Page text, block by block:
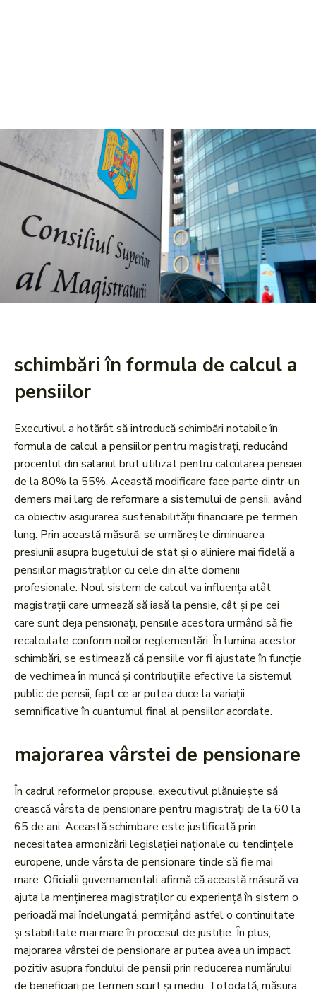
schimbări în formula de calcul a
pensiilor
Executivul a hotărât să introducă schimbări notabile în
formula de calcul a pensiilor pentru magistrați, reducând
procentul din salariul brut utilizat pentru calcularea pensiei
de la 80% la 55%. Această modificare face parte dintr-un
demers mai larg de reformare a sistemului de pensii, având
ca obiectiv asigurarea sustenabilității financiare pe termen
lung. Prin această măsură, se urmărește diminuarea
presiunii asupra bugetului de stat și o aliniere mai fidelă a
pensiilor magistraților cu cele din alte domenii
profesionale. Noul sistem de calcul va influența atât
magistrații care urmează să iasă la pensie, cât și pe cei
care sunt deja pensionați, pensiile acestora urmând să fie
recalculate conform noilor reglementări. În lumina acestor
schimbări, se estimează că pensiile vor fi ajustate în funcție
de vechimea în muncă și contribuțiile efective la sistemul
public de pensii, fapt ce ar putea duce la variații
semnificative în cuantumul final al pensiilor acordate.
majorarea vârstei de pensionare
În cadrul reformelor propuse, executivul plănuiește să
crească vârsta de pensionare pentru magistrați de la 60 la
65 de ani. Această schimbare este justificată prin
necesitatea armonizării legislației naționale cu tendințele
europene, unde vârsta de pensionare tinde să fie mai
mare. Oficialii guvernamentali afirmă că această măsură va
ajuta la menținerea magistraților cu experiență în sistem o
perioadă mai îndelungată, permițând astfel o continuitate
și stabilitate mai mare în procesul de justiție. În plus,
majorarea vârstei de pensionare ar putea avea un impact
pozitiv asupra fondului de pensii prin reducerea numărului
de beneficiari pe termen scurt și mediu. Totodată, măsura